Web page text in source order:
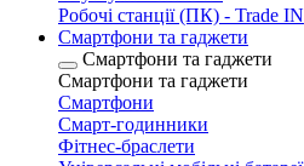
Робочі станції (ПК) - Trade IN
Смартфони та гаджети
Смартфони та гаджети
Смартфони та гаджети
Смартфони
Смарт-годинники
Фітнес-браслети